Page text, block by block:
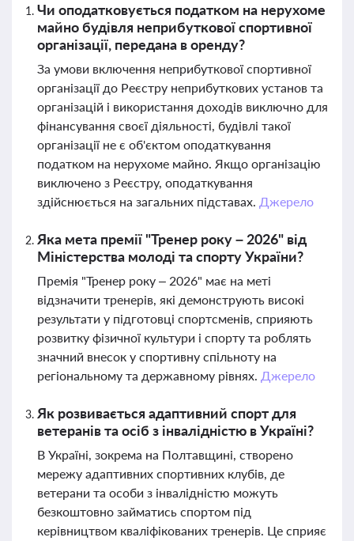
Чи оподатковується податком на нерухоме
майно будівля неприбуткової спортивної
організації, передана в оренду?
За умови включення неприбуткової спортивної
організації до Реєстру неприбуткових установ та
організацій і використання доходів виключно для
фінансування своєї діяльності, будівлі такої
організації не є об'єктом оподаткування
податком на нерухоме майно. Якщо організацію
виключено з Реєстру, оподаткування
здійснюється на загальних підставах. Джерело
Яка мета премії "Тренер року – 2026" від
Міністерства молоді та спорту України?
Премія "Тренер року – 2026" має на меті
відзначити тренерів, які демонструють високі
результати у підготовці спортсменів, сприяють
розвитку фізичної культури і спорту та роблять
значний внесок у спортивну спільноту на
регіональному та державному рівнях. Джерело
Як розвивається адаптивний спорт для
ветеранів та осіб з інвалідністю в Україні?
В Україні, зокрема на Полтавщині, створено
мережу адаптивних спортивних клубів, де
ветерани та особи з інвалідністю можуть
безкоштовно займатись спортом під
керівництвом кваліфікованих тренерів. Це сприяє